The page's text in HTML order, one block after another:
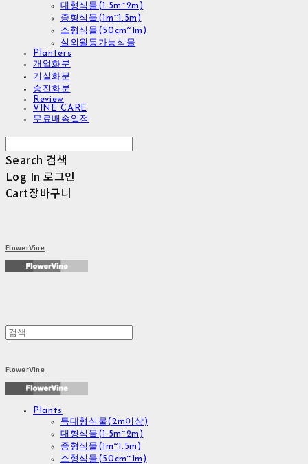
대형식물(1.5m~2m)
중형식물(1m~1.5m)
소형식물(50cm~1m)
실외월동가능식물
Planters
개업화분
거실화분
승진화분
Review
VINE CARE
무료배송일정
Search 검색
Log In 로그인
Cart장바구니
FlowerVine
FlowerVine
Plants
특대형식물(2m이상)
대형식물(1.5m~2m)
중형식물(1m~1.5m)
소형식물(50cm~1m)